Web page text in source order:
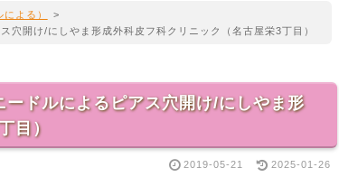
よる）
>
開け/にしやま形成外科皮フ科クリニック（名古屋栄3丁目）
ドルによるピアス穴開け/にしやま形
目）
2019-05-21 2025-01-26